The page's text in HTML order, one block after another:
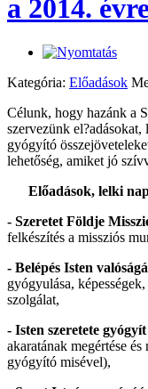
a 2014.
Kategória: Előadások
Célunk, hogy hazánk a
szervezünk
gyógyító
lehetőség, amiket jó
Előadások, lelki
- Szeretet Földje
felkészítés a missziós
- Belépés Isten
gyógyulása,
szolgálat,
- Isten szeretete gyógyít
akaratának megértése
gyógyító misével),